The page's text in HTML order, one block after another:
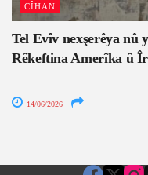
CÎHAN
Tel Evîv nexşerêya nû
Rêkeftina Amerîka û
14/06/2026